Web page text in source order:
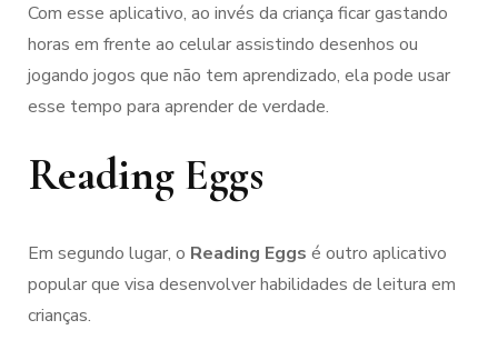
Com esse aplicativo, ao invés da criança ficar gastando
horas em frente ao celular assistindo desenhos ou
jogando jogos que não tem aprendizado, ela pode usar
esse tempo para aprender de verdade.
Reading Eggs
Em segundo lugar, o Reading Eggs é outro aplicativo
popular que visa desenvolver habilidades de leitura em
crianças.